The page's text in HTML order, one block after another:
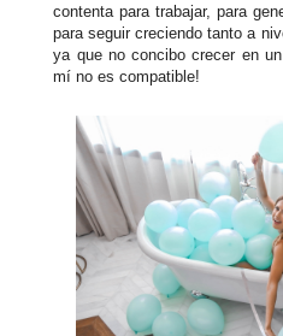
contenta para trabajar, para
para seguir creciendo tanto a
ya que no concibo crecer en
mí no es compatible!